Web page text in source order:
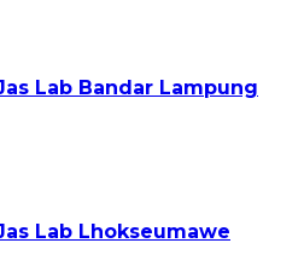
Lab Bandar Lampung
Lab Lhokseumawe